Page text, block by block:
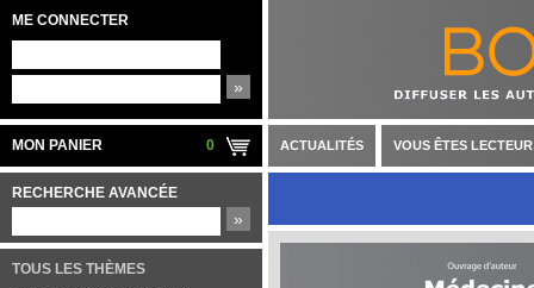
ME CONNECTER
»
MON PANIER 0
RECHERCHE AVANCÉE
»
TOUS LES THÈMES
ACTUALITÉS VOUS ÊTES LECTEUR